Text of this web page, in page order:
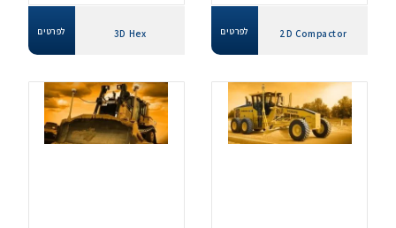
2D Compactor לפרטים 3D Hex לפרטים